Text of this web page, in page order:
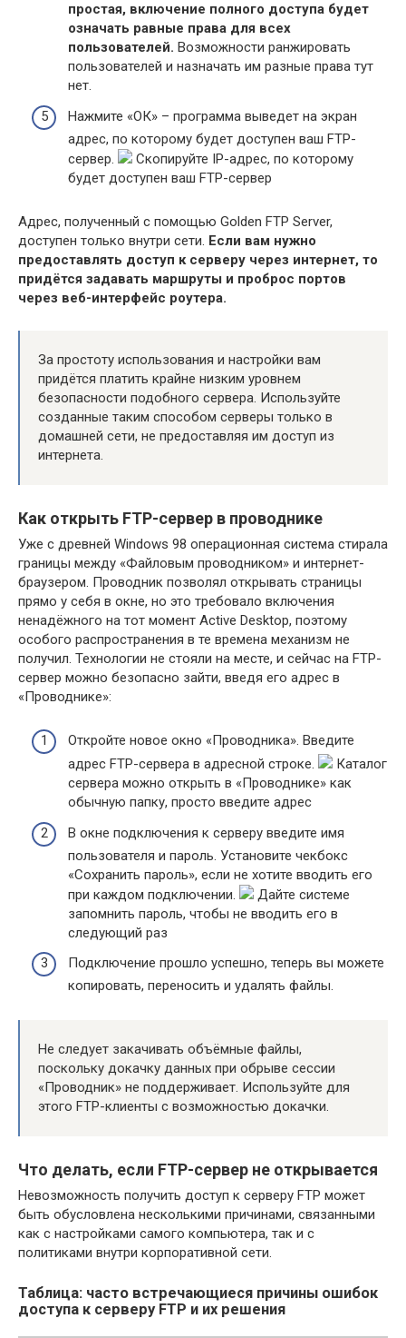
простая, включение полного доступа будет
означать равные права для всех
пользователей. Возможности ранжировать
пользователей и назначать им разные права тут
нет.
Нажмите «ОК» – программа выведет на экран
адрес, по которому будет доступен ваш FTP-
сервер.
Скопируйте IP-адрес, по которому
будет доступен ваш FTP-сервер
Адрес, полученный с помощью Golden FTP Server,
доступен только внутри сети. Если вам нужно
предоставлять доступ к серверу через интернет, то
придётся задавать маршруты и проброс портов
через веб-интерфейс роутера.
За простоту использования и настройки вам
придётся платить крайне низким уровнем
безопасности подобного сервера. Используйте
созданные таким способом серверы только в
домашней сети, не предоставляя им доступ из
интернета.
Как открыть FTP-сервер в проводнике
Уже с древней Windows 98 операционная система стирала
границы между «Файловым проводником» и интернет-
браузером. Проводник позволял открывать страницы
прямо у себя в окне, но это требовало включения
ненадёжного на тот момент Active Desktop, поэтому
особого распространения в те времена механизм не
получил. Технологии не стояли на месте, и сейчас на FTP-
сервер можно безопасно зайти, введя его адрес в
«Проводнике»:
Откройте новое окно «Проводника». Введите
адрес FTP-сервера в адресной строке.
Каталог
сервера можно открыть в «Проводнике» как
обычную папку, просто введите адрес
В окне подключения к серверу введите имя
пользователя и пароль. Установите чекбокс
«Сохранить пароль», если не хотите вводить его
при каждом подключении.
Дайте системе
запомнить пароль, чтобы не вводить его в
следующий раз
Подключение прошло успешно, теперь вы можете
копировать, переносить и удалять файлы.
Не следует закачивать объёмные файлы,
поскольку докачку данных при обрыве сессии
«Проводник» не поддерживает. Используйте для
этого FTP-клиенты с возможностью докачки.
Что делать, если FTP-сервер не открывается
Невозможность получить доступ к серверу FTP может
быть обусловлена несколькими причинами, связанными
как с настройками самого компьютера, так и с
политиками внутри корпоративной сети.
Таблица: часто встречающиеся причины ошибок
доступа к серверу FTP и их решения